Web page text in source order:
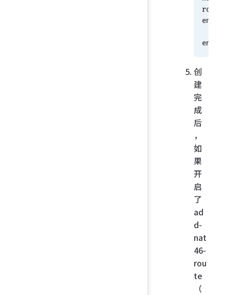
route
enable
end
创
建
完
成
后
，
如
果
开
启
了
ad
d-
nat
46-
rou
te
（